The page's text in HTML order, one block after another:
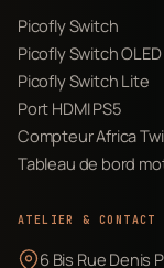
Picofly Switch
Picofly Switch OLED
Picofly Switch Lite
Port HDMI PS5
Compteur Africa
Tableau de bord
ATELIER & CONTACT
6 Bis Rue Denis